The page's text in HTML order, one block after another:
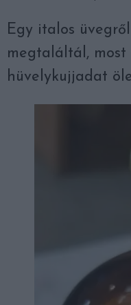
Egy italos
megtaláltál, most
hüvelykujjadat